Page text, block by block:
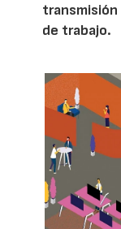
transmisión
de trabajo.